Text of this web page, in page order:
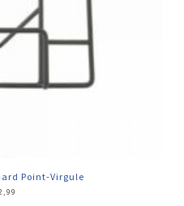
Point-Virgule